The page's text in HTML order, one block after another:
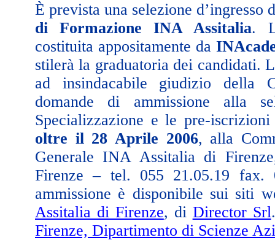
È prevista una selezione d’ingresso
di Formazione INA Assitalia.
costituita appositamente da
stilerà la graduatoria dei candidati.
ad insindacabile giudizio della
domande di ammissione alla
Specializzazione e le pre-
oltre il 28 Aprile 2006, alla
Generale INA Assitalia di
Firenze – tel. 055 21.05.19 fax.
ammissione è disponibile sui siti
Assitalia di Firenze, di Director Srl
Firenze, Dipartimento di Scienze